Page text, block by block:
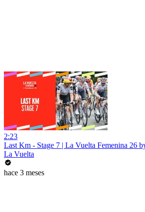
2:23
Last Km - Stage 7 | La Vuelta Femenina 26
La Vuelta
hace 3 meses